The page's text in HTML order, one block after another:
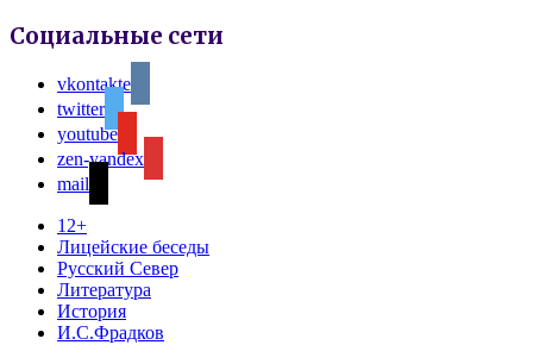
Социальные сети
vkontakte
twitter
youtube
zen-yandex
mail
12+
Лицейские беседы
Русский Север
Литература
История
И.С.Фрадков